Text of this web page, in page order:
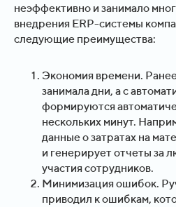
неэффективно и занимало
внедрения ERP-системы
следующие преимущества:
Экономия времени.
занимала дни, а с
формируются
нескольких минут.
данные о затратах на
и генерирует отчеты за
участия сотрудников.
Минимизация ошибок.
приводил к ошибкам,